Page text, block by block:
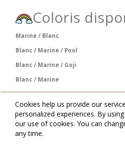
Coloris
Marine / Blanc
Blanc / Marine / Pool
Blanc / Marine / Goji
Blanc / Marine
Référence D62FLORENCE
Cookies help us provide our
personalized experiences. By
our use of cookies. You can
any time.